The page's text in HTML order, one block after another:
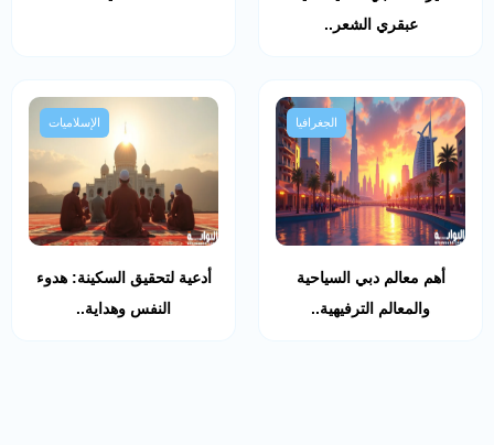
عبقري الشعر..
الجغرافيا
أهم معالم دبي السياحية
والمعالم الترفيهية..
الإسلاميات
أدعية لتحقيق السكينة: هدوء
النفس وهداية..